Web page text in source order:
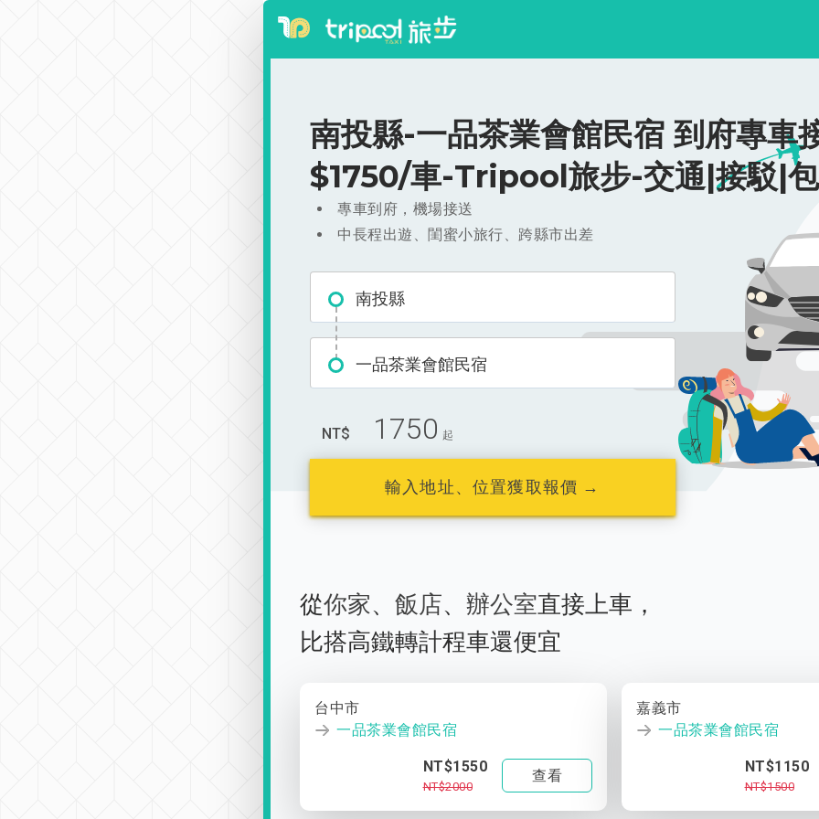
南投縣-一品茶業會館民宿 到府專車
$1750/車-Tripool旅步-交通|接駁|
專車到府，機場接送
中長程出遊、閨蜜小旅行、跨縣市出差
南投縣
一品茶業會館民宿
NT$ 1750 起
輸入地址、位置獲取報價 →
從你家、 飯店、 辦公室直接上車，
比搭高鐵轉計程車還便宜
台中市
一品茶業會館民宿
NT$1550
NT$2000
查看
嘉義市
一品茶業會館民宿
NT$1150
NT$1500